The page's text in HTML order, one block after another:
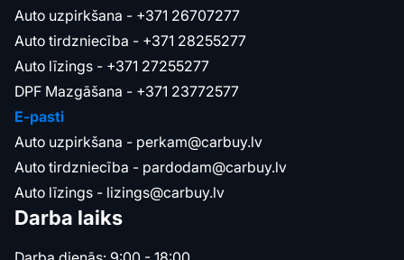
Auto uzpirkšana - +371 26707277
Auto tirdzniecība - +371 28255277
Auto līzings - +371 27255277
DPF Mazgāšana - +371 23772577
E-pasti
Auto uzpirkšana - perkam@carbuy.lv
Auto tirdzniecība - pardodam@carbuy.lv
Auto līzings - lizings@carbuy.lv
Darba laiks